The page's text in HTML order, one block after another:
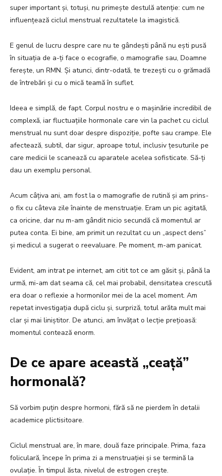
super important și, totuși, nu primește destulă atenție: cum ne
influențează ciclul menstrual rezultatele la imagistică.
E genul de lucru despre care nu te gândești până nu ești pusă
în situația de a-ți face o ecografie, o mamografie sau, Doamne
ferește, un RMN. Și atunci, dintr-odată, te trezești cu o grămadă
de întrebări și cu o mică teamă în suflet.
Ideea e simplă, de fapt. Corpul nostru e o mașinărie incredibil de
complexă, iar fluctuațiile hormonale care vin la pachet cu ciclul
menstrual nu sunt doar despre dispoziție, pofte sau crampe. Ele
afectează, subtil, dar sigur, aproape totul, inclusiv țesuturile pe
care medicii le scanează cu aparatele acelea sofisticate. Să-ți
dau un exemplu personal.
Acum câțiva ani, am fost la o mamografie de rutină și am prins-
o fix cu câteva zile înainte de menstruație. Eram un pic agitată,
ca oricine, dar nu m-am gândit nicio secundă că momentul ar
putea conta. Ei bine, am primit un rezultat cu un „aspect dens”
și medicul a sugerat o reevaluare. Pe moment, m-am panicat.
Evident, am intrat pe internet, am citit tot ce am găsit și, până la
urmă, mi-am dat seama că, cel mai probabil, densitatea crescută
era doar o reflexie a hormonilor mei de la acel moment. Am
repetat investigația după ciclu și, surpriză, totul arăta mult mai
clar și mai liniștitor. De atunci, am învățat o lecție prețioasă:
momentul contează enorm.
De ce apare această „ceață”
hormonală?
Să vorbim puțin despre hormoni, fără să ne pierdem în detalii
academice plictisitoare.
Ciclul menstrual are, în mare, două faze principale. Prima, faza
foliculară, începe în prima zi a menstruației și se termină la
ovulație. În timpul ăsta, nivelul de estrogen crește.